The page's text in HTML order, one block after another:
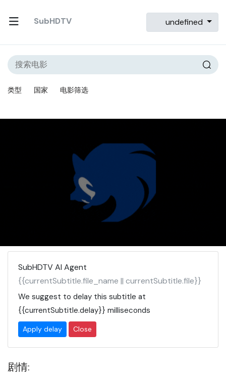
SubHDTV undefined
类型 国家 电影筛选
SubHDTV AI Agent
{{currentSubtitle.file_name || currentSubtitle.file}}
We suggest to delay this subtitle at
{{currentSubtitle.delay}} milliseconds
Apply delay Close
剧情: